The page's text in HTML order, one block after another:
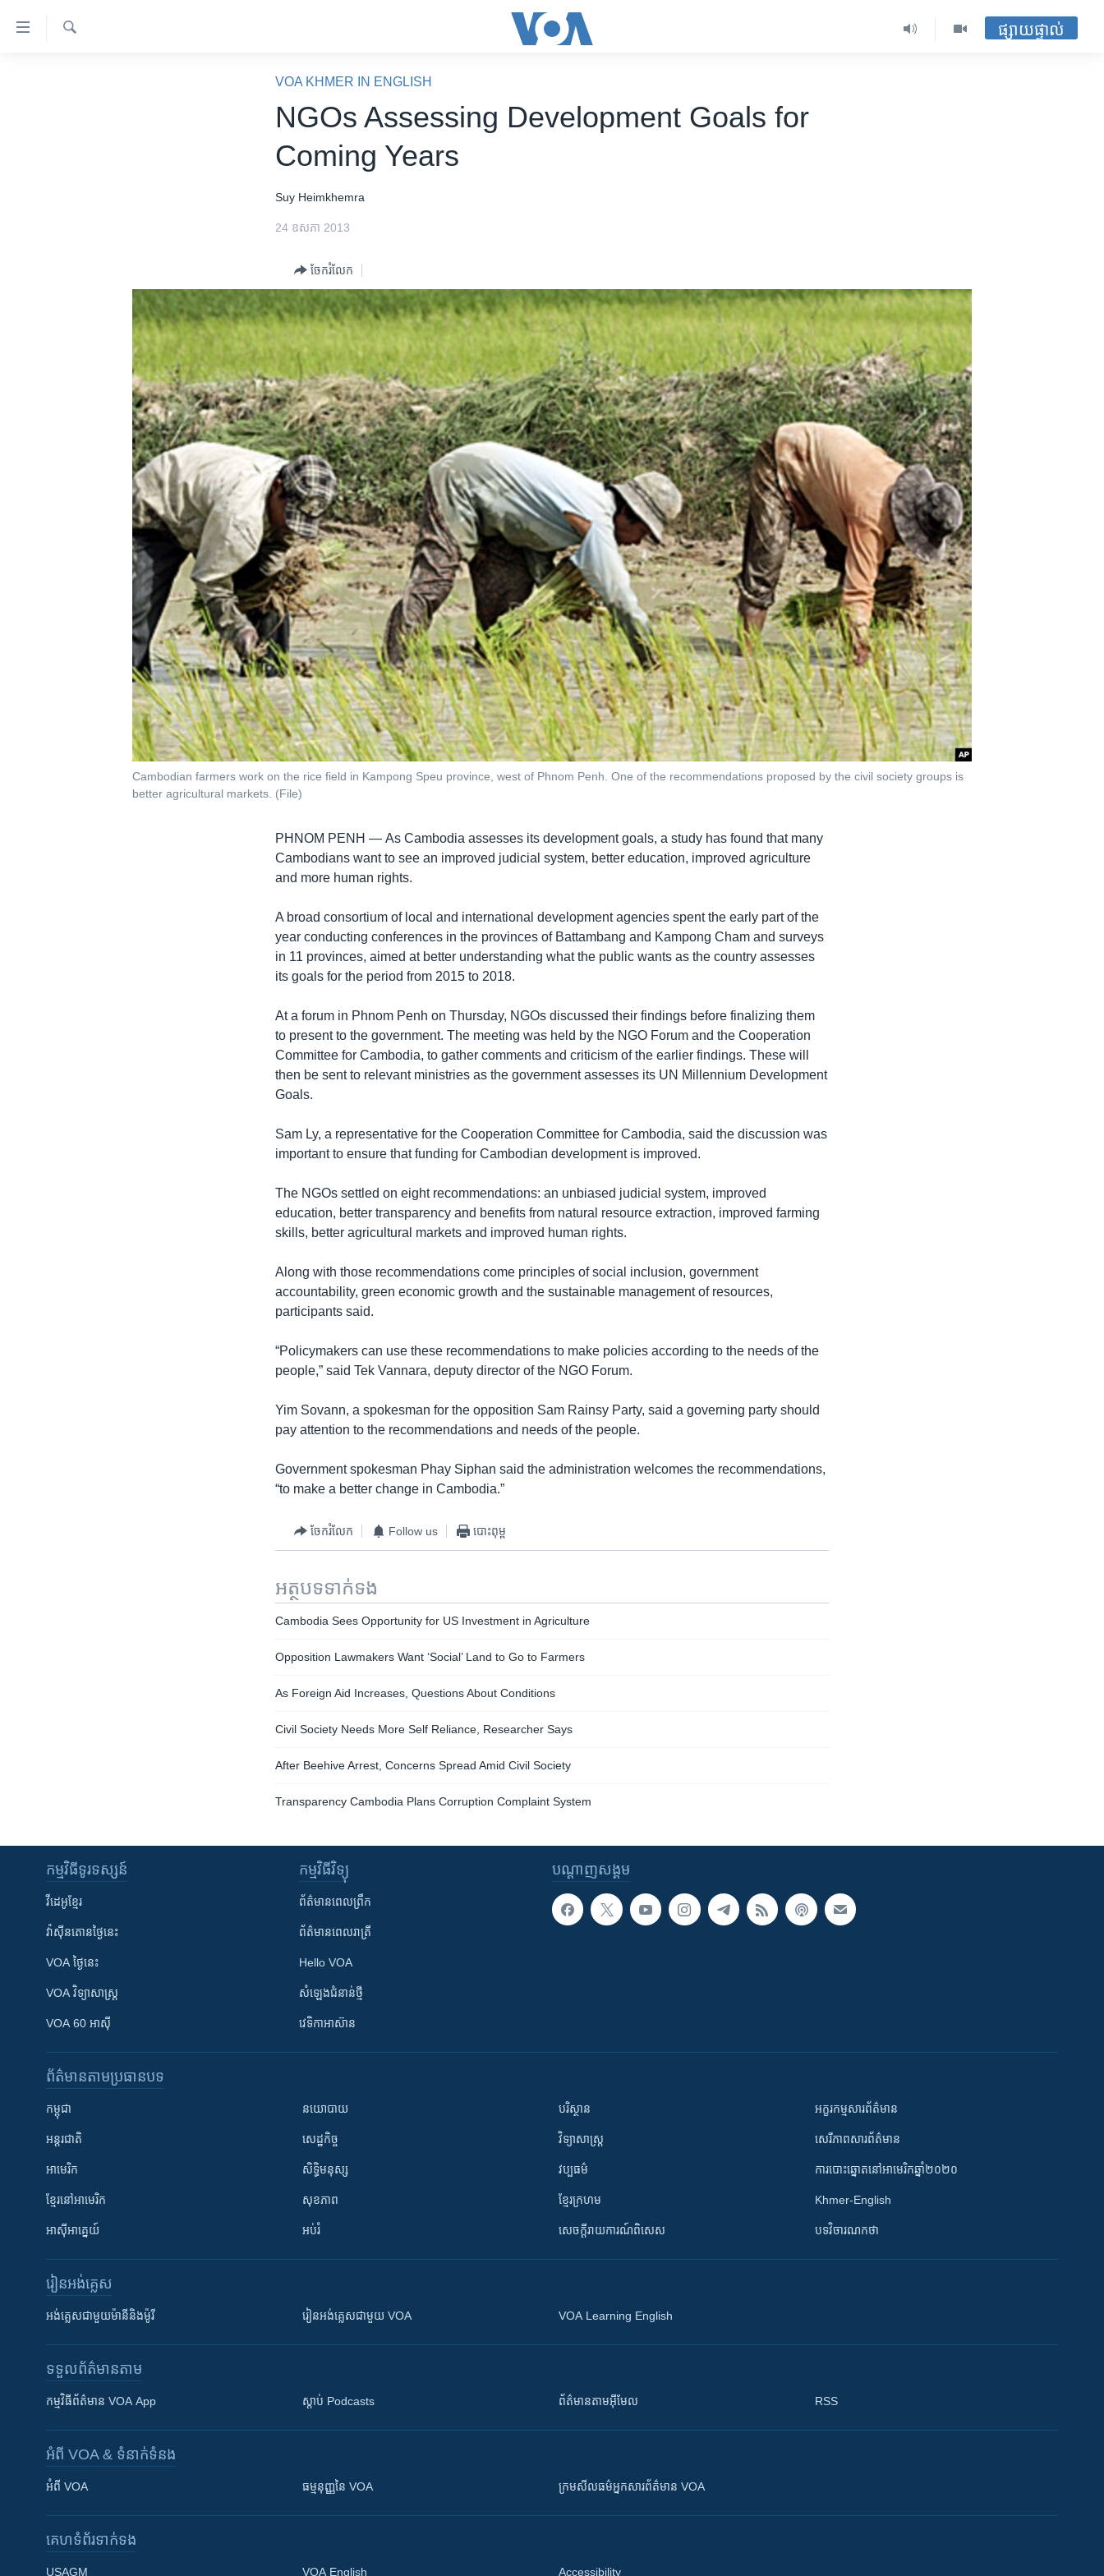
ទៅ​
ផ្សាយផ្ទាល់
VOA KHMER IN ENGLISH
NGOs Assessing Development Goals for
Coming Years
Suy Heimkhemra
24 ឧសភា 2013
ចែករំលែក
Cambodian farmers work on the rice field in Kampong Speu province, west of Phnom Penh. One of the recommendations proposed by the civil society groups is
better agricultural markets. (File)
PHNOM PENH —As Cambodia assesses its development goals, a study has found that many
Cambodians want to see an improved judicial system, better education, improved agriculture
and more human rights.
A broad consortium of local and international development agencies spent the early part of the
year conducting conferences in the provinces of Battambang and Kampong Cham and surveys
in 11 provinces, aimed at better understanding what the public wants as the country assesses
its goals for the period from 2015 to 2018.
At a forum in Phnom Penh on Thursday, NGOs discussed their findings before finalizing them
to present to the government. The meeting was held by the NGO Forum and the Cooperation
Committee for Cambodia, to gather comments and criticism of the earlier findings. These will
then be sent to relevant ministries as the government assesses its UN Millennium Development
Goals.
Sam Ly, a representative for the Cooperation Committee for Cambodia, said the discussion was
important to ensure that funding for Cambodian development is improved.
The NGOs settled on eight recommendations: an unbiased judicial system, improved
education, better transparency and benefits from natural resource extraction, improved farming
skills, better agricultural markets and improved human rights.
Along with those recommendations come principles of social inclusion, government
accountability, green economic growth and the sustainable management of resources,
participants said.
“Policymakers can use these recommendations to make policies according to the needs of the
people,” said Tek Vannara, deputy director of the NGO Forum.
Yim Sovann, a spokesman for the opposition Sam Rainsy Party, said a governing party should
pay attention to the recommendations and needs of the people.
Government spokesman Phay Siphan said the administration welcomes the recommendations,
“to make a better change in Cambodia.”
ចែករំលែក Follow us បោះពុម្ព
អត្ថបទ​ទាក់ទង
Cambodia Sees Opportunity for US Investment in Agriculture
Opposition Lawmakers Want ‘Social’ Land to Go to Farmers
As Foreign Aid Increases, Questions About Conditions
Civil Society Needs More Self Reliance, Researcher Says
After Beehive Arrest, Concerns Spread Amid Civil Society
Transparency Cambodia Plans Corruption Complaint System
បណ្តាញ​សង្គម
កម្មវិធី​ទូរទស្សន៍
វីដេអូ​ខ្មែរ
វ៉ាស៊ីនតោន​ថ្ងៃ​នេះ
VOA ថ្ងៃនេះ
VOA ​វិទ្យាសាស្ត្រ
VOA 60 អាស៊ី
កម្មវិធី​វិទ្យុ
ព័ត៌មាន​ពេល​ព្រឹក
ព័ត៌មាន​​ពេល​រាត្រី
Hello VOA
សំឡេង​ជំនាន់​ថ្មី
វេទិកា​អាស៊ាន
ព័ត៌មាន​តាមប្រធានបទ​
កម្ពុជា
អន្តរជាតិ
អាមេរិក
ខ្មែរ​នៅអាមេរិក
អាស៊ីអាគ្នេយ៍
នយោបាយ
សេដ្ឋកិច្ច
សិទ្ធិមនុស្ស
សុខភាព
អប់រំ
បរិស្ថាន
វិទ្យាសាស្រ្ត
វប្បធម៌
ខ្មែរក្រហម
សេចក្តីរាយការណ៍ពិសេស
អក្ខរកម្មសារព័ត៌មាន
សេរីភាពសារព័ត៌មាន
ការបោះឆ្នោតនៅអាមេរិកឆ្នាំ២០២០
Khmer-English
បទវិចារណកថា
រៀន​​អង់គ្លេស
អង់គ្លេស​ជាមួយ​ម៉ានី​និង​ម៉ូរី រៀន​​​​​​អង់គ្លេស​​ជាមួយ VOA VOA Learning English
ទទួល​ព័ត៌មាន​តាម
កម្មវិធី​ព័ត៌មាន VOA App ស្តាប់ Podcasts ព័ត៌មាន​តាម​អ៊ីមែល RSS
អំពី​ VOA & ទំនាក់ទំនង
អំពី​ VOA ធម្មនុញ្ញ​នៃ VOA ក្រម​​​សីលធម៌​​​អ្នក​​​សារព័ត៌មាន VOA
គេហទំព័រ​​ទាក់ទង
USAGM VOA English Accessibility